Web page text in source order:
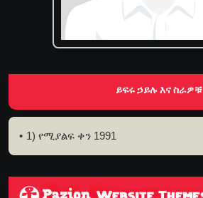
ይፍሩ ኃይሉ እና ስራዎቹ
1) የሚያልፍ ቀን 1991